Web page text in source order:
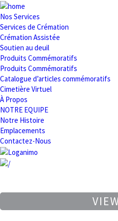
Nos Services
Services de Crémation
Crémation Assistée
Soutien au deuil
Produits Commémoratifs
Produits Commémoratifs
Catalogue d’articles commémoratifs
Cimetière Virtuel
À Propos
NOTRE EQUIPE
Notre Histoire
Emplacements
Contactez-Nous